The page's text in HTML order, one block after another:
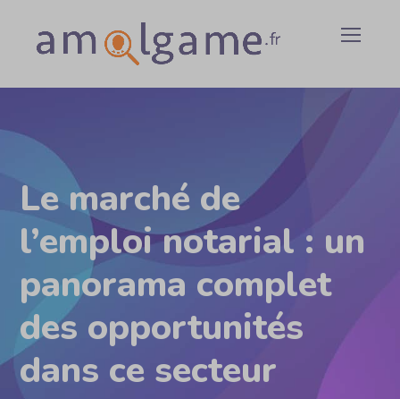
Le marché de
l’emploi notarial : un
panorama complet
des opportunités
dans ce secteur